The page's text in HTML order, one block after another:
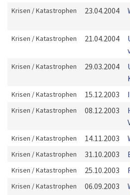
Krisen / Katastrophen 23.04.2004
Krisen / Katastrophen 21.04.2004
Krisen / Katastrophen 29.03.2004
Krisen / Katastrophen 15.12.2003
Krisen / Katastrophen 08.12.2003
Krisen / Katastrophen 14.11.2003
Krisen / Katastrophen 31.10.2003
Krisen / Katastrophen 25.10.2003
Krisen / Katastrophen 06.09.2003